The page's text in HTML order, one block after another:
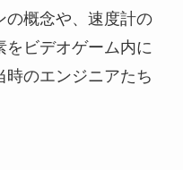
の概念や、速度計の
ビデオゲーム内に
のエンジニアたち